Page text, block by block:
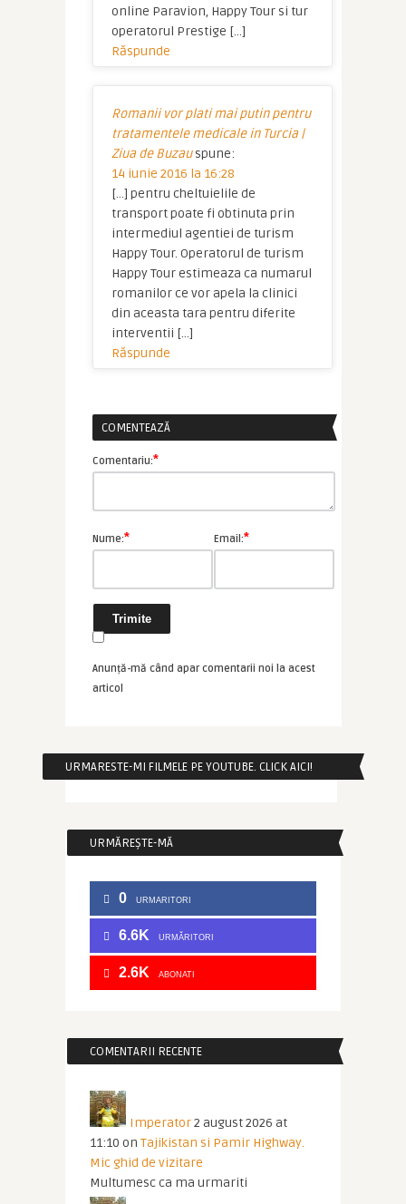
online Paravion, Happy Tour si tur
operatorul Prestige […]
Răspunde
Romanii vor plati mai putin pentru
tratamentele medicale in Turcia |
Ziua de Buzau spune:
14 iunie 2016 la 16:28
[…] pentru cheltuielile de
transport poate fi obtinuta prin
intermediul agentiei de turism
Happy Tour. Operatorul de turism
Happy Tour estimeaza ca numarul
romanilor ce vor apela la clinici
din aceasta tara pentru diferite
interventii […]
Răspunde
COMENTEAZĂ
Comentariu:*
Nume:* Email:*
Anunță-mă când apar comentarii noi la acest
articol
URMARESTE-MI FILMELE PE YOUTUBE. CLICK AICI!
URMĂREȘTE-MĂ
0 URMARITORI
6.6K URMĂRITORI
2.6K ABONATI
COMENTARII RECENTE
Imperator2 august 2026 at
11:10 on Tajikistan si Pamir Highway.
Mic ghid de vizitare
Multumesc ca ma urmariti